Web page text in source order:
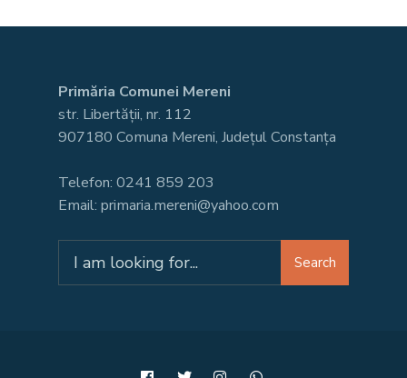
Primăria Comunei Mereni
str. Libertății, nr. 112
907180 Comuna Mereni, Județul Constanța
Telefon: 0241 859 203
Email: primaria.mereni@yahoo.com
for:
Search